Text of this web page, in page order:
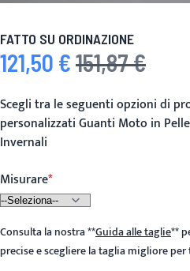
FATTO SU ORDINAZIONE
Prezzo speciale
121,50 € Prezzo predefinito
151,87 €
Scegli tra le seguenti opzioni di
personalizzati Guanti Moto in
Invernali
Misurare
Consulta la nostra**Guida alle taglie**
precise e scegliere la taglia migliore per